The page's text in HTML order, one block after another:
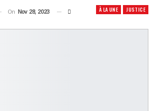
À LA UNE JUSTICE
On Nov 28, 2023